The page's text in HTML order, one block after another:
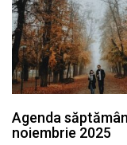
Agenda
noiembrie 2025